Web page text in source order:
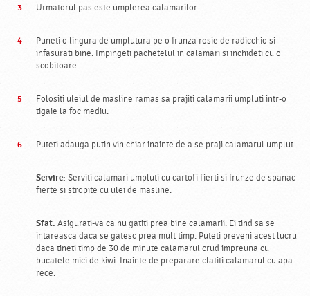
Urmatorul pas este umplerea calamarilor.
Puneti o lingura de umplutura pe o frunza rosie de radicchio si
infasurati bine. Impingeti pachetelul in calamari si inchideti cu o
scobitoare.
Folositi uleiul de masline ramas sa prajiti calamarii umpluti intr-o
tigaie la foc mediu.
Puteti adauga putin vin chiar inainte de a se praji calamarul umplut.
Servire: Serviti calamari umpluti cu cartofi fierti si frunze de spanac
fierte si stropite cu ulei de masline.
Sfat: Asigurati-va ca nu gatiti prea bine calamarii. Ei tind sa se
intareasca daca se gatesc prea mult timp. Puteti preveni acest lucru
daca tineti timp de 30 de minute calamarul crud impreuna cu
bucatele mici de kiwi. Inainte de preparare clatiti calamarul cu apa
rece.